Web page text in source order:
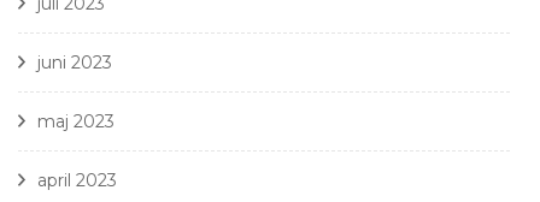
juni 2023
maj 2023
april 2023